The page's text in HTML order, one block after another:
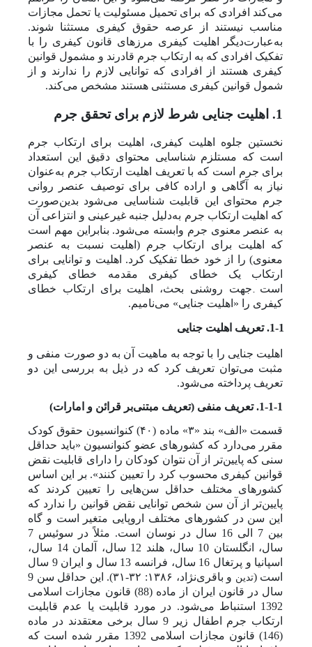
می‌کند افرادی که برای تحمیل مسئولیت یا تحمل مجازات
مناسب نیستند از عرصه حقوق کیفری مستثنا شوند.
به‌عبارت‌دیگر اهلیت کیفری مرزهای قانون کیفری را با
تفکیک افرادی که به ارتکاب جرم قادرند و مشمول قوانین
کیفری هستند از افرادی که توانایی لازم را ندارند و از
شمول قوانین کیفری مستثنی هستند مشخص می‌کند.
1. اهلیت جنایی شرط لازم برای تحقق جرم
نخستین جلوه اهلیت کیفری، اهلیت برای ارتکاب جرم
است که مستلزم شناسایی محتوای دقیق این استعداد
برای جرم است که با تعریف اهلیت ارتکاب جرم به‌عنوان
نیاز به آگاهی و اراده کافی برای توصیف عنصر روانی
جرم محتوای این قابلیت شناسایی می‌شود بدین‌صورت
که اهلیت ارتکاب جرم به‌دلیل جنبه غیر‌عینی و انتزاعی آن
به عنصر معنوی جرم وابسته می‌شود. بنابراین مهم است
که اهلیت برای ارتکاب جرم (اهلیت نسبت به عنصر
معنوی) را از خود خطا تفکیک کرد. اهلیت و توانایی برای
ارتکاب یک خطای کیفری مقدمه خطای کیفری
است .جهت روشنی بحث، اهلیت برای ارتکاب خطای
کیفری را «اهلیت جنایی» می‌نامیم.
1-1. تعریف اهلیت جنایی
اهلیت جنایی را با توجه به ماهیت آن به دو صورت منفی و
مثبت می‌توان تعریف کرد که در ذیل به بررسی این دو
تعریف پرداخته می‌شود.
1-1-1. تعریف منفی (تعریف مبتنی‌بر قرائن و امارات)
قسمت «الف» بند «۳» ماده (۴۰) کنوانسیون حقوق کودک
مقرر می‌دارد که کشور‌های عضو کنوانسیون «باید حداقل
سنی که پایین‌تر از آن نتوان کودکان را دارای قابلیت نقض
قوانین کیفری محسوب کرد را تعیین کنند». بر این اساس
کشورهای مختلف حداقل سن‌‌هایی را تعیین کردند که
پایین‌‌‌تر از آن سن شخص توانایی نقض قوانین را ندارد که
این سن در کشورهای مختلف اروپایی متغیر است و گاه
بین 7 الی 16 سال در نوسان است. مثلاً در سوئیس 7
سال، انگلستان 10 سال، هلند 12 سال، آلمان 14 سال،
اسپانیا و پرتغال 16 سال، فرانسه 13 سال و ایران 9 سال
است (تدین و باقری‌نژاد، ۱۳۸۶: ۳۲-۳۱).
این حداقل سن 9
سال در قانون ایران از ماده (88) قانون مجازات اسلامی
1392 استنباط می‌‌شود. در مورد قابلیت یا عدم قابلیت
ارتکاب جرم اطفال زیر 9 سال برخی معتقدند در ماده
(146) قانون مجازات اسلامی 1392 مقرر شده است که